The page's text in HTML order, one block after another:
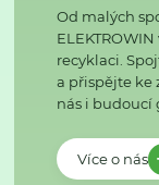
Od malých
recyklaci.
a přispějte ke
nás i budoucí
Více o nás